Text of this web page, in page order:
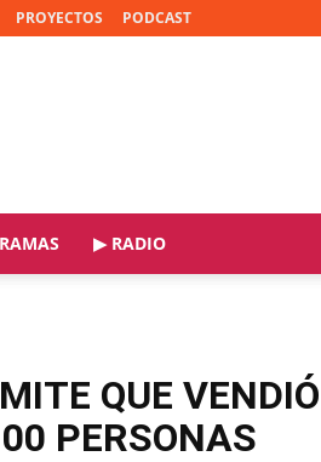
PROYECTOS PODCAST
▶ RADIO
QUE VENDIÓ
PERSONAS